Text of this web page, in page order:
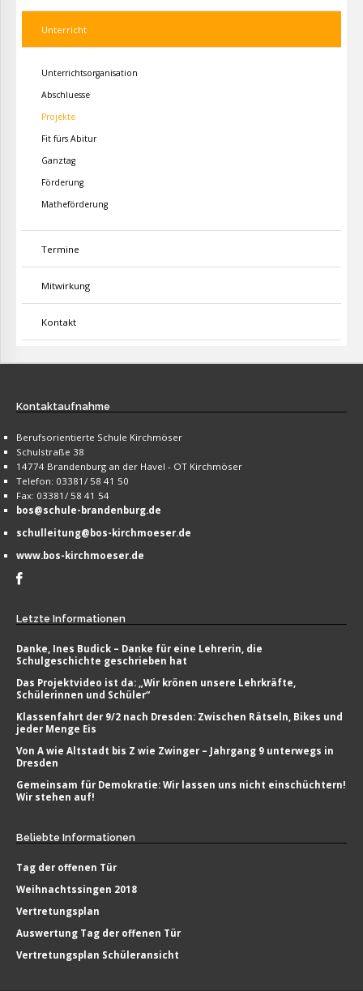
Unterricht
Unterrichtsorganisation
Abschluesse
Projekte
Fit fürs Abitur
Ganztag
Förderung
Matheförderung
Termine
Mitwirkung
Kontakt
Kontaktaufnahme
Berufsorientierte Schule Kirchmöser
Schulstraße 38
14774 Brandenburg an der Havel - OT Kirchmöser
Telefon: 03381/ 58 41 50
Fax: 03381/ 58 41 54
bos@schule-brandenburg.de
schulleitung@bos-kirchmoeser.de
www.bos-kirchmoeser.de
Letzte Informationen
Danke, Ines Budick – Danke für eine Lehrerin, die
Schulgeschichte geschrieben hat
Das Projektvideo ist da: „Wir krönen unsere Lehrkräfte,
Schülerinnen und Schüler“
Klassenfahrt der 9/2 nach Dresden: Zwischen Rätseln, Bikes und
jeder Menge Eis
Von A wie Altstadt bis Z wie Zwinger – Jahrgang 9 unterwegs in
Dresden
Gemeinsam für Demokratie: Wir lassen uns nicht einschüchtern!
Wir stehen auf!
Beliebte Informationen
Tag der offenen Tür
Weihnachtssingen 2018
Vertretungsplan
Auswertung Tag der offenen Tür
Vertretungsplan Schüleransicht